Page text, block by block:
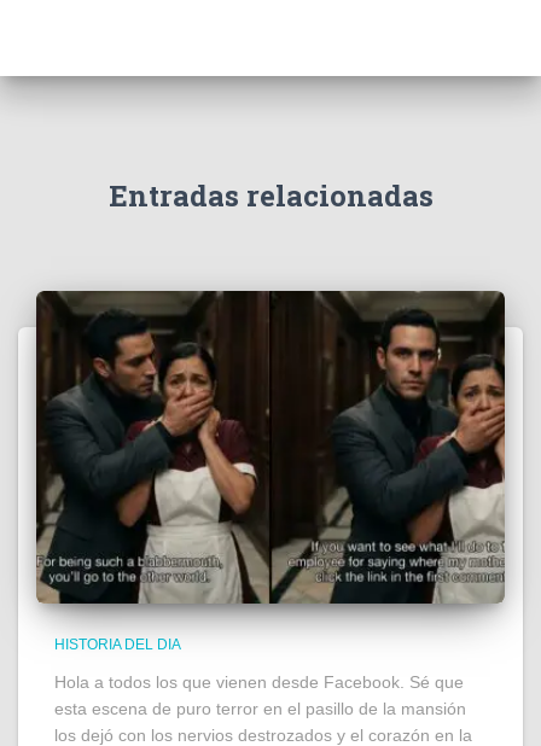
Entradas relacionadas
HISTORIA DEL DIA
Hola a todos los que vienen desde Facebook. Sé que
esta escena de puro terror en el pasillo de la mansión
los dejó con los nervios destrozados y el corazón en la